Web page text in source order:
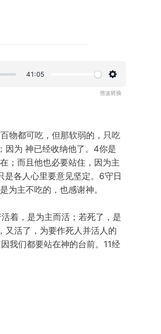
41:05
物都可吃，但那软弱的，只吃
因为 神已经收纳他了。4你是
；而且他也必要站住，因为主
各人心里要意见坚定。6守日
为主不吃的，也感谢神。
着，是为主而活；若死了，是
又活了，为要作死人并活人的
我们都要站在神的台前。11经